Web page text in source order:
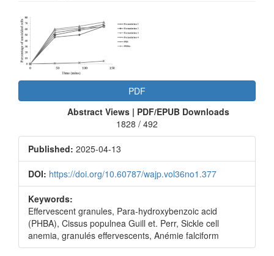
Article
Sidebar
PDF
Abstract Views | PDF/EPUB Downloads
1828 / 492
Published: 2025-04-13
DOI: https://doi.org/10.60787/wajp.vol36no1.377
Keywords:
Effervescent granules, Para-hydroxybenzoic acid
(PHBA), Cissus populnea Guill et. Perr, Sickle cell
anemia, granulés effervescents, Anémie falciform